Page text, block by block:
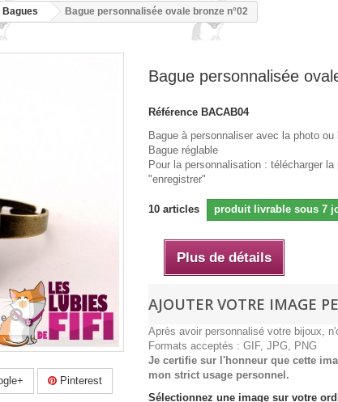
Bagues Bague personnalisée ovale bronze n°02
Pinterest
Bague personnalisée
Référence BACAB04
Bague à personnaliser avec la photo
Bague réglable
Pour la personnalisation : télécharger
"enregistrer"
10 articles produit livrable sous 7
Plus de détails
AJOUTER VOTRE IMAGE
Après avoir personnalisé votre bijoux,
Formats acceptés : GIF, JPG, PNG
Je certifie sur l'honneur que cette
mon strict usage personnel.
Sélectionnez une image sur votre